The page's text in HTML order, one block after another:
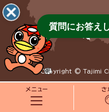
メニュー さ
Copyright © Tajimi
質問にお答え